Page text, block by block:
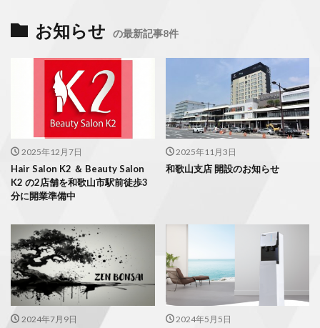
お知らせ の最新記事8件
2025年12月7日
Hair Salon K2 ＆ Beauty Salon
K2 の2店舗を和歌山市駅前徒歩3
分に開業準備中
2025年11月3日
和歌山支店 開設のお知らせ
2024年7月9日 2024年5月5日